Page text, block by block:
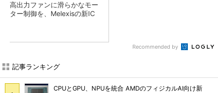
高出力ファンに滑らかなモー
ター制御を、Melexisの新IC
Recommended by
記事ランキング
CPUとGPU、NPUを統合 AMDのフィジカルAI向け新